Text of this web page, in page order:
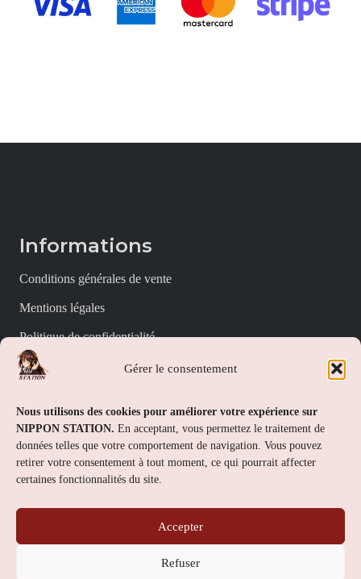
Gérer le consentement
Nous utilisons des cookies pour améliorer votre expérience sur
NIPPON STATION. En acceptant, vous permettez le traitement de
données telles que votre comportement de navigation. Vous pouvez
retirer votre consentement à tout moment, ce qui pourrait affecter
certaines fonctionnalités du site.
Accepter
Refuser
Informations
Conditions générales de vente
Mentions légales
Politique de confidentialité
Politique de cookies (UE)
Nippon Station
À propos
FAQs
Contact